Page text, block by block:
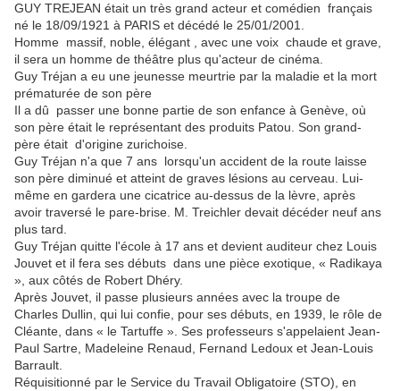
GUY TREJEAN était un très grand acteur et comédien français
né le 18/09/1921 à PARIS et décédé le 25/01/2001.
Homme massif, noble, élégant , avec une voix chaude et grave,
il sera un homme de théâtre plus qu'acteur de cinéma.
Guy Tréjan a eu une jeunesse meurtrie par la maladie et la mort
prématurée de son père
Il a dû passer une bonne partie de son enfance à Genève, où
son père était le représentant des produits Patou. Son grand-
père était d'origine zurichoise.
Guy Tréjan n'a que 7 ans lorsqu'un accident de la route laisse
son père diminué et atteint de graves lésions au cerveau. Lui-
même en gardera une cicatrice au-dessus de la lèvre, après
avoir traversé le pare-brise. M. Treichler devait décéder neuf ans
plus tard.
Guy Tréjan quitte l'école à 17 ans et devient auditeur chez Louis
Jouvet et il fera ses débuts dans une pièce exotique, « Radikaya
», aux côtés de Robert Dhéry.
Après Jouvet, il passe plusieurs années avec la troupe de
Charles Dullin, qui lui confie, pour ses débuts, en 1939, le rôle de
Cléante, dans « le Tartuffe ». Ses professeurs s'appelaient Jean-
Paul Sartre, Madeleine Renaud, Fernand Ledoux et Jean-Louis
Barrault.
Réquisitionné par le Service du Travail Obligatoire (STO), en